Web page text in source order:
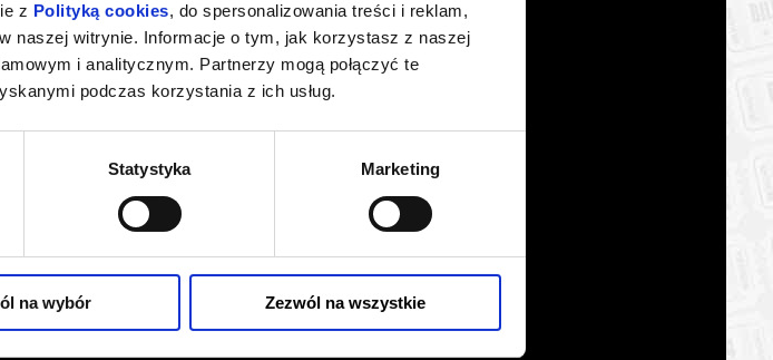
z Polityką cookies, do spersonalizowania treści i reklam,
naszej witrynie. Informacje o tym, jak korzystasz z naszej
i analitycznym. Partnerzy mogą połączyć te
podczas korzystania z ich usług.
Statystyka Marketing
na wybór Zezwól na wszystkie
Fryderyk Concert Hall w Warszawie od 95,00 pln
Fryderyk Concert Hall w Warszawie
od 95,00 pln
Fryderyk Concert Hall w Warszawie od 95,00 pln
Fryderyk Concert Hall w Warszawie od 95,00 pln
Fryderyk Concert Hall w Warszawie od 95,00 pln